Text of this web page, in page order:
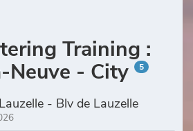
Training :
Neuve - City
5
- Blv de Lauzelle